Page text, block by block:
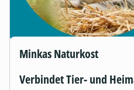
Minkas Naturkost
Verbindet Tier- und